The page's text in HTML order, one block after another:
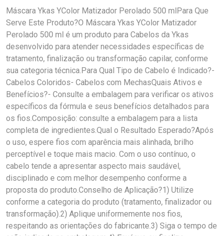
Máscara Ykas YColor Matizador Perolado 500 mlPara Que
Serve Este Produto?O Máscara Ykas YColor Matizador
Perolado 500 ml é um produto para Cabelos da Ykas
desenvolvido para atender necessidades específicas de
tratamento, finalização ou transformação capilar, conforme
sua categoria técnica.Para Qual Tipo de Cabelo é Indicado?-
Cabelos Coloridos- Cabelos com MechasQuais Ativos e
Benefícios?- Consulte a embalagem para verificar os ativos
específicos da fórmula e seus benefícios detalhados para
os fios.Composição: consulte a embalagem para a lista
completa de ingredientes.Qual o Resultado Esperado?Após
o uso, espere fios com aparência mais alinhada, brilho
perceptível e toque mais macio. Com o uso contínuo, o
cabelo tende a apresentar aspecto mais saudável,
disciplinado e com melhor desempenho conforme a
proposta do produto.Conselho de Aplicação?1) Utilize
conforme a categoria do produto (tratamento, finalizador ou
transformação).2) Aplique uniformemente nos fios,
respeitando as orientações do fabricante.3) Siga o tempo de